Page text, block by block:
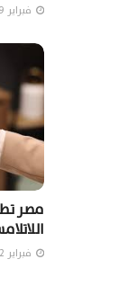
فبراير 9, 2026
مصر
فبراير 2, 2026